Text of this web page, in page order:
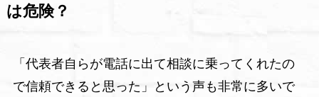
は危険？
「代表者自らが電話に出て相談に乗ってくれたの
で信頼できると思った」という声も非常に多いで